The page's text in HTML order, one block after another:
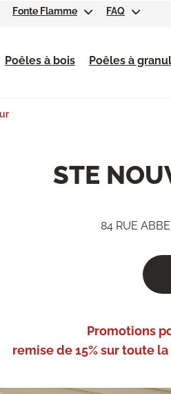
Poêles à bois Poêles à
Fonte Flamme FAQ
STE
84 RUE
Promotions
remise de 15% sur toute